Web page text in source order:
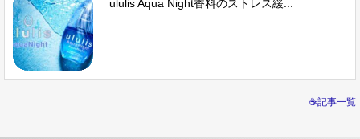
ululis Aqua Night香料のストレス緩...
☕記事一覧